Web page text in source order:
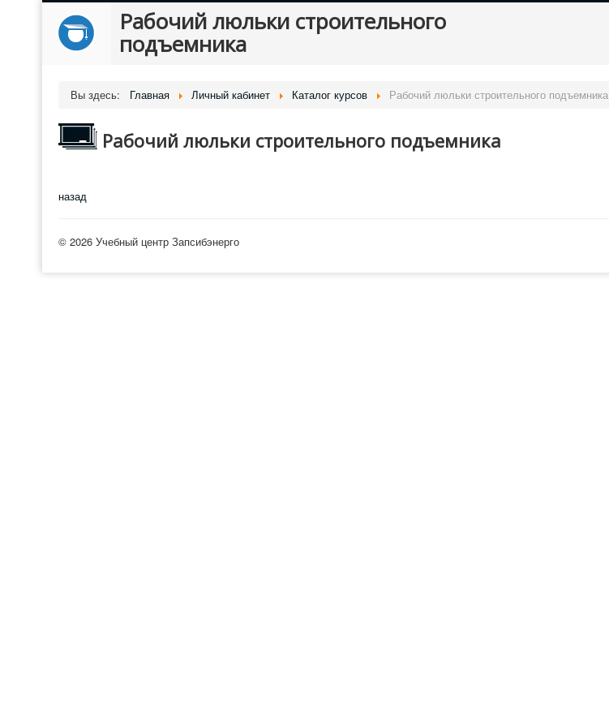
Рабочий люльки строительного
подъемника
Вы здесь: Главная Личный кабинет Каталог курсов Рабочий люльки строительного подъемника
Рабочий люльки строительного подъемника
назад
© 2026 Учебный центр Запсибэнерго